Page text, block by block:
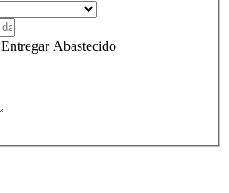
Entregar Abastecido